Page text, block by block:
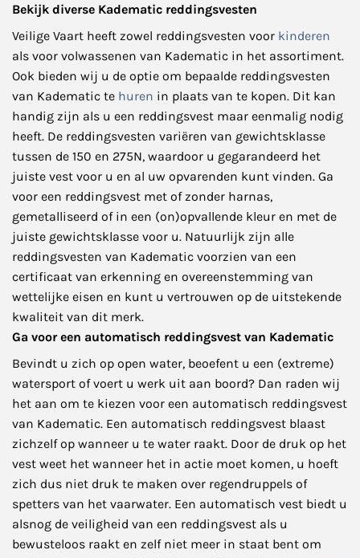
Bekijk diverse Kadematic reddingsvesten
Veilige Vaart heeft zowel reddingsvesten voor kinderen
als voor volwassenen van Kadematic in het assortiment.
Ook bieden wij u de optie om bepaalde reddingsvesten
van Kadematic te huren in plaats van te kopen. Dit kan
handig zijn als u een reddingsvest maar eenmalig nodig
heeft. De reddingsvesten variëren van gewichtsklasse
tussen de 150 en 275N, waardoor u gegarandeerd het
juiste vest voor u en al uw opvarenden kunt vinden. Ga
voor een reddingsvest met of zonder harnas,
gemetalliseerd of in een (on)opvallende kleur en met de
juiste gewichtsklasse voor u. Natuurlijk zijn alle
reddingsvesten van Kadematic voorzien van een
certificaat van erkenning en overeenstemming van
wettelijke eisen en kunt u vertrouwen op de uitstekende
kwaliteit van dit merk.
Ga voor een automatisch reddingsvest van Kadematic
Bevindt u zich op open water, beoefent u een (extreme)
watersport of voert u werk uit aan boord? Dan raden wij
het aan om te kiezen voor een automatisch reddingsvest
van Kadematic. Een automatisch reddingsvest blaast
zichzelf op wanneer u te water raakt. Door de druk op het
vest weet het wanneer het in actie moet komen, u hoeft
zich dus niet druk te maken over regendruppels of
spetters van het vaarwater. Een automatisch vest biedt u
alsnog de veiligheid van een reddingsvest als u
bewusteloos raakt en zelf niet meer in staat bent om